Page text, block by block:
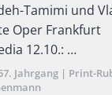
Tamimi und
Oper Frankfurt
12.10.: …
Jahrgang Print-